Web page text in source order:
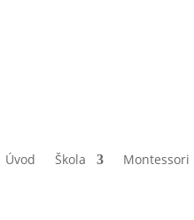
Úvod Škola Montessori